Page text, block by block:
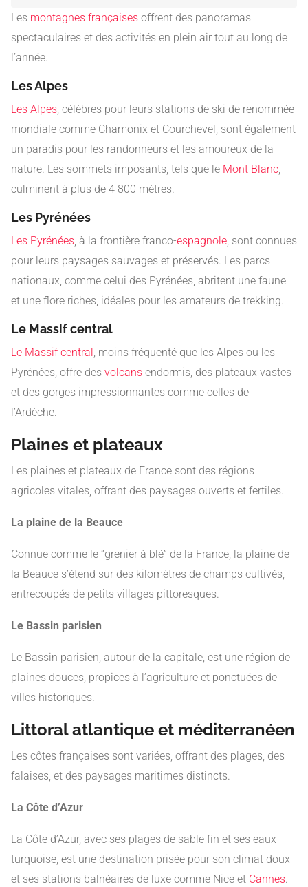
Les montagnes françaises offrent des panoramas
spectaculaires et des activités en plein air tout au long de
l’année.
Les Alpes
Les Alpes, célèbres pour leurs stations de ski de renommée
mondiale comme Chamonix et Courchevel, sont également
un paradis pour les randonneurs et les amoureux de la
nature. Les sommets imposants, tels que le Mont Blanc,
culminent à plus de 4 800 mètres.
Les Pyrénées
Les Pyrénées, à la frontière franco-espagnole, sont connues
pour leurs paysages sauvages et préservés. Les parcs
nationaux, comme celui des Pyrénées, abritent une faune
et une flore riches, idéales pour les amateurs de trekking.
Le Massif central
Le Massif central , moins fréquenté que les Alpes ou les
Pyrénées, offre des volcans endormis, des plateaux vastes
et des gorges impressionnantes comme celles de
l’Ardèche.
Plaines et plateaux
Les plaines et plateaux de France sont des régions
agricoles vitales, offrant des paysages ouverts et fertiles.
La plaine de la Beauce
Connue comme le “grenier à blé” de la France, la plaine de
la Beauce s’étend sur des kilomètres de champs cultivés,
entrecoupés de petits villages pittoresques.
Le Bassin parisien
Le Bassin parisien, autour de la capitale, est une région de
plaines douces, propices à l’agriculture et ponctuées de
villes historiques.
Littoral atlantique et méditerranéen
Les côtes françaises sont variées, offrant des plages, des
falaises, et des paysages maritimes distincts.
La Côte d’Azur
La Côte d’Azur, avec ses plages de sable fin et ses eaux
turquoise, est une destination prisée pour son climat doux
et ses stations balnéaires de luxe comme Nice et Cannes.